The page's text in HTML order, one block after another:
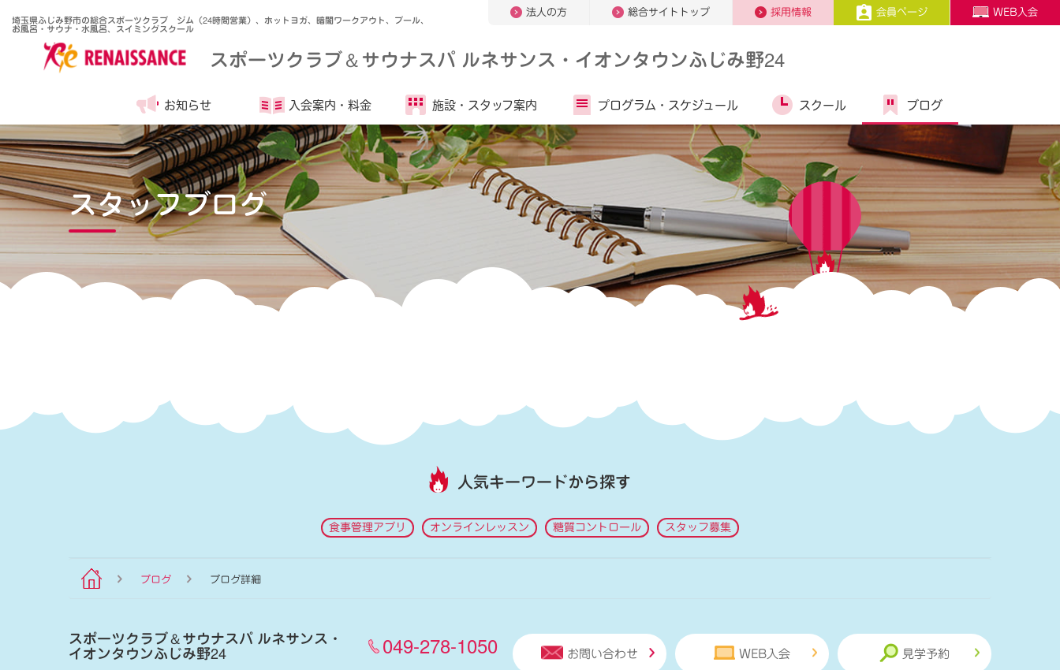
埼玉県ふじみ野市の総合スポーツクラブ ジム（24時間営業）、ホットヨガ、暗闇ワークアウト、プール、
お風呂・サウナ・水風呂、スイミングスクール
法人の方 総合サイトトップ 採用情報 会員ページ WEB入会
スポーツクラブ＆サウナスパ ルネサンス・イオンタウンふじみ野24
お知らせ 入会案内・ 料金 施設・ スタッフ案内 プログラム・ スケジュール スクール ブログ
スタッフブログ
人気キーワードから探す
食事管理アプリ オンラインレッスン 糖質コントロール スタッフ募集
ブログ ブログ詳細
スポーツクラブ＆サウナスパ ルネサンス・
イオンタウンふじみ野24 049-278-1050 お問い合わせ WEB入会 見学予約